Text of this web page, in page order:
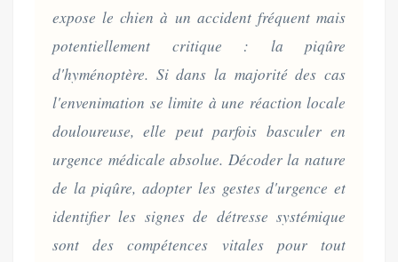
expose le chien à un accident fréquent mais
potentiellement critique : la piqûre
d'hyménoptère. Si dans la majorité des cas
l'envenimation se limite à une réaction locale
douloureuse, elle peut parfois basculer en
urgence médicale absolue. Décoder la nature
de la piqûre, adopter les gestes d'urgence et
identifier les signes de détresse systémique
sont des compétences vitales pour tout